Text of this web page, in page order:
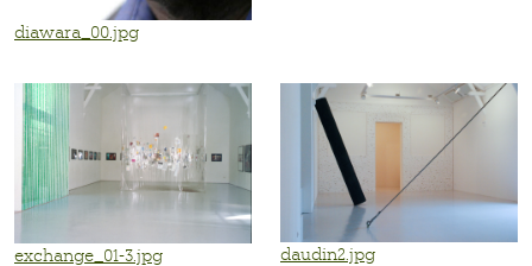
diawara_00.jpg
exchange_01-3.jpg daudin2.jpg